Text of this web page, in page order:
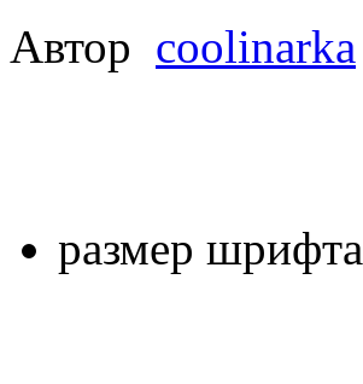
Автор coolinarka
размер шрифта